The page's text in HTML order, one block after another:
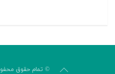
© تمام حقوق